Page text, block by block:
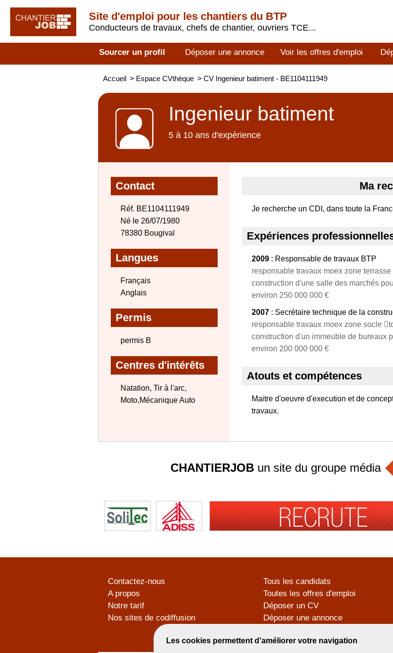
Site d'emploi pour les chantiers du BTP
Conducteurs de travaux, chefs de chantier, ouvriers TCE...
Sourcer un profil Déposer une annonce Voir les offres d'emploi
Accueil > Espace CVthèque > CV Ingenieur batiment - BE1104111949
Ingenieur batiment
5 à 10 ans d'expérience
Contact
Réf. BE1104111949
Né le 26/07/1980
78380 Bougival
Langues
Français
Anglais
Permis
permis B
Centres d'intérêts
Natation, Tir à l'arc,
Moto,Mécanique Auto
Ma
Je recherche un CDI, dans toute la
Expériences
2009 : Responsable de travaux BTP
responsable travaux moex zone
construction d'une salle des marchés
environ 250 000 000 €
2007 : Secrétaire technique de la
responsable travaux moex zone socle
construction d'un immeuble de bureaux
environ 200 000 000 €
Atouts et compétences
Maitre d'oeuvre d'execution et de
travaux.
Les cookies permettent d'améliorer votre navigation
CHANTIERJOBun site du groupe média
Contactez-nous
A propos
Notre tarif
Nos sites de codiffusion
Tous les candidats
Toutes les offres d'emploi
Déposer un CV
Déposer une annonce